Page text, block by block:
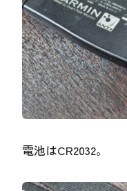
電池はCR2032。